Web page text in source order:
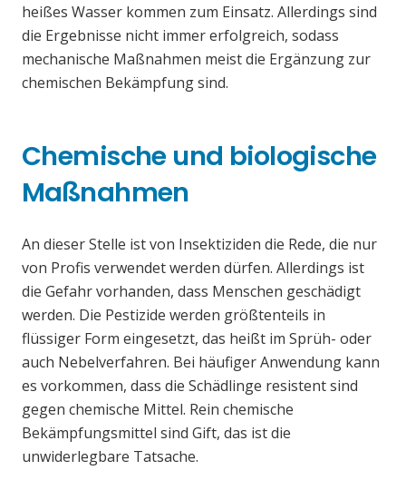
heißes Wasser kommen zum Einsatz. Allerdings sind
die Ergebnisse nicht immer erfolgreich, sodass
mechanische Maßnahmen meist die Ergänzung zur
chemischen Bekämpfung sind.
Chemische und biologische
Maßnahmen
An dieser Stelle ist von Insektiziden die Rede, die nur
von Profis verwendet werden dürfen. Allerdings ist
die Gefahr vorhanden, dass Menschen geschädigt
werden. Die Pestizide werden größtenteils in
flüssiger Form eingesetzt, das heißt im Sprüh- oder
auch Nebelverfahren. Bei häufiger Anwendung kann
es vorkommen, dass die Schädlinge resistent sind
gegen chemische Mittel. Rein chemische
Bekämpfungsmittel sind Gift, das ist die
unwiderlegbare Tatsache.